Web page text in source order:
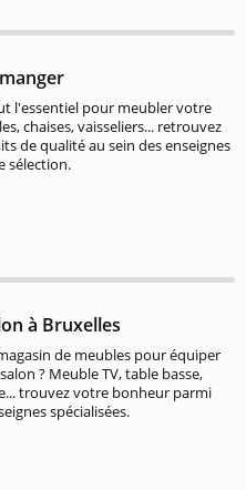
l'essentiel pour meubler votre
chaises, vaisseliers... retrouvez
de qualité au sein des enseignes
sélection.
à Bruxelles
de meubles pour équiper
? Meuble TV, table basse,
trouvez votre bonheur parmi
spécialisées.